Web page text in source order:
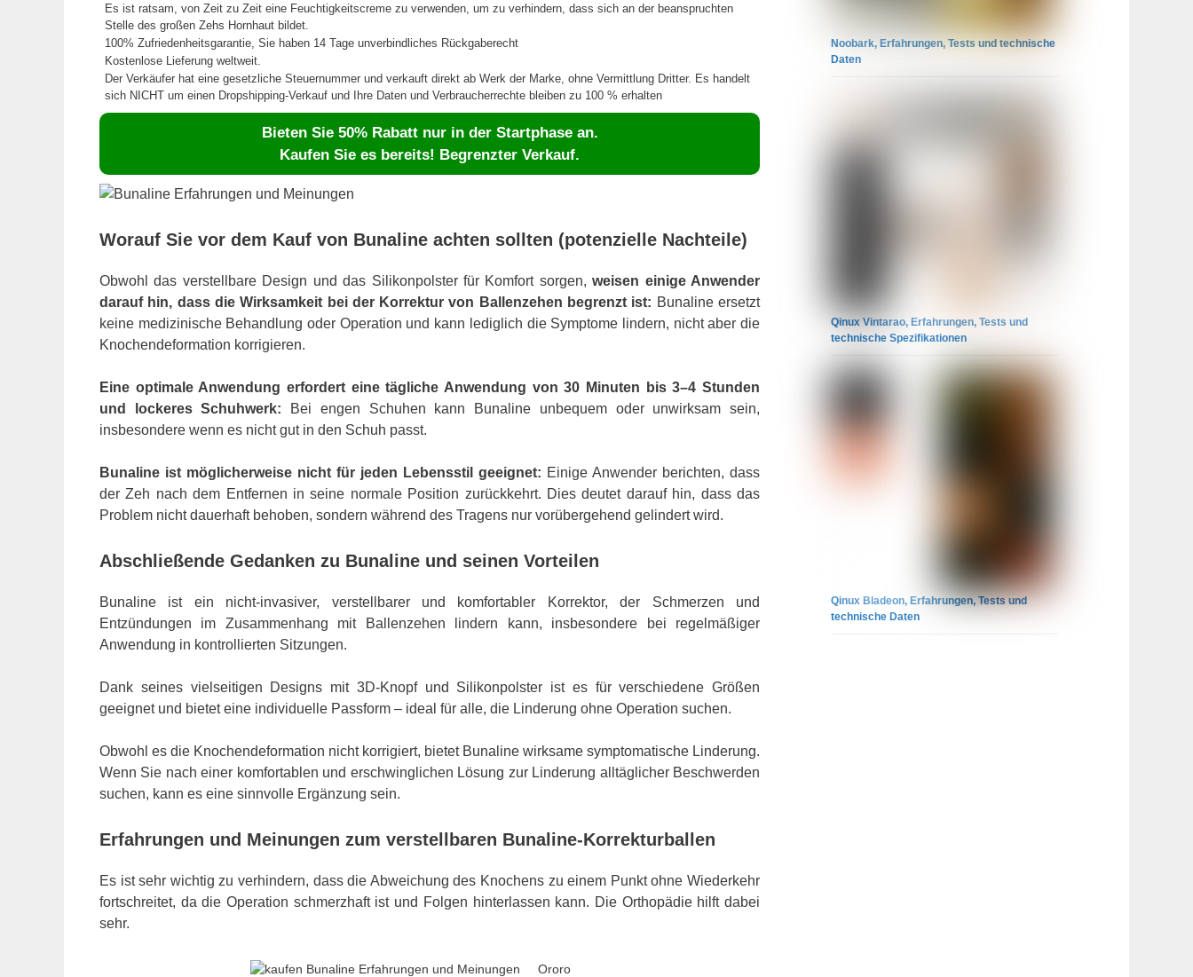
Es ist ratsam, von Zeit zu Zeit eine Feuchtigkeitscreme zu verwenden, um zu verhindern, dass sich an der beanspruchten
Stelle des großen Zehs Hornhaut bildet.
100% Zufriedenheitsgarantie, Sie haben 14 Tage unverbindliches Rückgaberecht
Kostenlose Lieferung weltweit.
Der Verkäufer hat eine gesetzliche Steuernummer und verkauft direkt ab Werk der Marke, ohne Vermittlung Dritter. Es handelt
sich NICHT um einen Dropshipping-Verkauf und Ihre Daten und Verbraucherrechte bleiben zu 100 % erhalten
Bieten Sie 50% Rabatt nur in der Startphase an.
Kaufen Sie es bereits! Begrenzter Verkauf.
Worauf Sie vor dem Kauf von Bunaline achten sollten (potenzielle Nachteile)
Obwohl das verstellbare Design und das Silikonpolster für Komfort sorgen,weisen einige Anwender
darauf hin, dass die Wirksamkeit bei der Korrektur von Ballenzehen begrenzt ist: Bunaline ersetzt
keine medizinische Behandlung oder Operation und kann lediglich die Symptome lindern, nicht aber die
Knochendeformation korrigieren.
Eine optimale Anwendung erfordert eine tägliche Anwendung von 30 Minuten bis 3–4 Stunden
und lockeres Schuhwerk: Bei engen Schuhen kann Bunaline unbequem oder unwirksam sein,
insbesondere wenn es nicht gut in den Schuh passt.
Bunaline ist möglicherweise nicht für jeden Lebensstil geeignet: Einige Anwender berichten, dass
der Zeh nach dem Entfernen in seine normale Position zurückkehrt. Dies deutet darauf hin, dass das
Problem nicht dauerhaft behoben, sondern während des Tragens nur vorübergehend gelindert wird.
Abschließende Gedanken zu Bunaline und seinen Vorteilen
Bunaline ist ein nicht-invasiver, verstellbarer und komfortabler Korrektor, der Schmerzen und
Entzündungen im Zusammenhang mit Ballenzehen lindern kann, insbesondere bei regelmäßiger
Anwendung in kontrollierten Sitzungen.
Dank seines vielseitigen Designs mit 3D-Knopf und Silikonpolster ist es für verschiedene Größen
geeignet und bietet eine individuelle Passform – ideal für alle, die Linderung ohne Operation suchen.
Obwohl es die Knochendeformation nicht korrigiert, bietet Bunaline wirksame symptomatische Linderung.
Wenn Sie nach einer komfortablen und erschwinglichen Lösung zur Linderung alltäglicher Beschwerden
suchen, kann es eine sinnvolle Ergänzung sein.
Erfahrungen und Meinungen zum verstellbaren Bunaline-Korrekturballen
Es ist sehr wichtig zu verhindern, dass die Abweichung des Knochens zu einem Punkt ohne Wiederkehr
fortschreitet, da die Operation schmerzhaft ist und Folgen hinterlassen kann. Die Orthopädie hilft dabei
sehr.
Ororo
Noobark, Erfahrungen, Tests und technische
Daten
Qinux Vintarao, Erfahrungen, Tests und
technische Spezifikationen
Qinux Bladeon, Erfahrungen, Tests und
technische Daten